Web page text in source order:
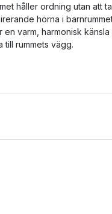
håller ordning utan att ta
hörna i
varm, harmonisk känsla
till rummets vägg.